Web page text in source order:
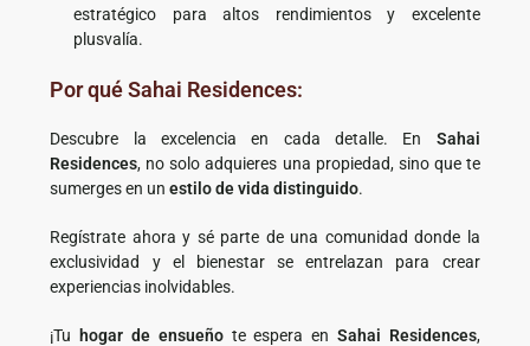
estratégico para altos rendimientos y excelente
plusvalía.
Por qué Sahai Residences:
Descubre la excelencia en cada detalle. En Sahai
Residences, no solo adquieres una propiedad, sino que te
sumerges en un estilo de vida distinguido.
Regístrate ahora y sé parte de una comunidad donde la
exclusividad y el bienestar se entrelazan para crear
experiencias inolvidables.
¡Tu hogar de ensueñote espera en Sahai Residences,